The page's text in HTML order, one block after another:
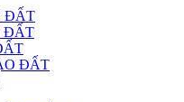
ĐẤT
ĐẤT
ĐẤT